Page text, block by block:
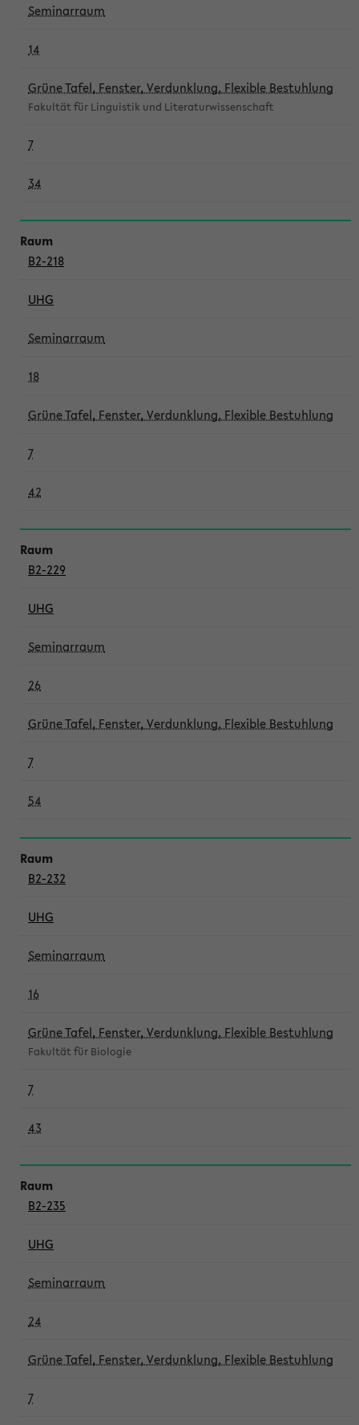
Seminarraum
14
Grüne Tafel, Fenster, Verdunklung, Flexible Bestuhlung
Fakultät für Linguistik und Literaturwissenschaft
7
34
B2-218
UHG
Seminarraum
18
Grüne Tafel, Fenster, Verdunklung, Flexible Bestuhlung
7
42
B2-229
UHG
Seminarraum
26
Grüne Tafel, Fenster, Verdunklung, Flexible Bestuhlung
7
54
B2-232
UHG
Seminarraum
16
Grüne Tafel, Fenster, Verdunklung, Flexible Bestuhlung
Fakultät für Biologie
7
43
B2-235
UHG
Seminarraum
24
Grüne Tafel, Fenster, Verdunklung, Flexible Bestuhlung
7